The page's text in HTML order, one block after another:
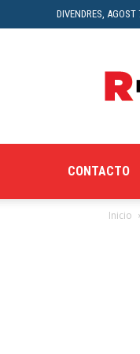
DIVENDRES, AGOST
CONTACTO
Inicio